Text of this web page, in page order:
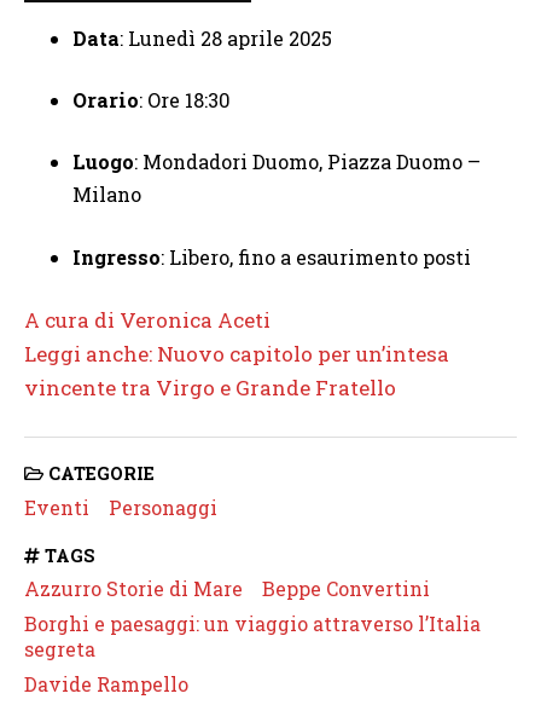
Data: Lunedì 28 aprile 2025
Orario: Ore 18:30
Luogo: Mondadori Duomo, Piazza Duomo –
Milano
Ingresso: Libero, fino a esaurimento posti
A cura di Veronica Aceti
Leggi anche: Nuovo capitolo per un’intesa
vincente tra Virgo e Grande Fratello
CATEGORIE
Eventi Personaggi
TAGS
Azzurro Storie di Mare
Beppe Convertini
Borghi e paesaggi: un viaggio attraverso l’Italia
segreta
Davide Rampello